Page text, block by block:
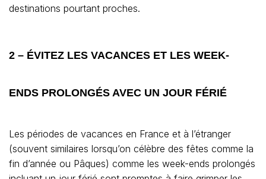
destinations pourtant proches.
2 – ÉVITEZ LES VACANCES ET LES WEEK-
ENDS PROLONGÉS AVEC UN JOUR FÉRIÉ
Les périodes de vacances en France et à l’étranger
(souvent similaires lorsqu’on célèbre des fêtes comme la
fin d’année ou Pâques) comme les week-ends prolongés